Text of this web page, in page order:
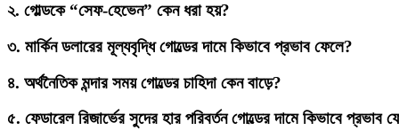
২. গোল্ডকে “সেফ-হেভেন” কেন ধরা হয়?
৩. মার্কিন ডলারের মূল্যবৃদ্ধি গোল্ডের দামে কিভাবে প্রভাব ফেলে?
৪. অর্থনৈতিক মন্দার সময় গোল্ডের চাহিদা কেন বাড়ে?
৫. ফেডারেল রিজার্ভের সুদের হার পরিবর্তন গোল্ডের দামে কিভাবে প্রভাব